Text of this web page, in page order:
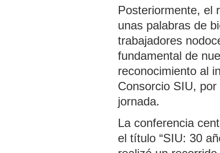
Posteriormente, el
unas palabras de
trabajadores
fundamental de
reconocimiento al
Consorcio SIU,
jornada.
La conferencia
el título “SIU: 30